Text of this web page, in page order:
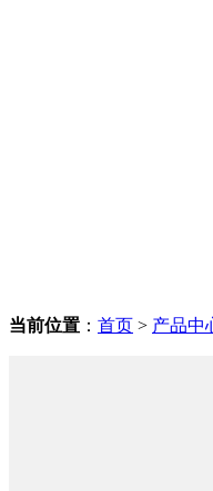
当前位置 ： 首页 > 产品中